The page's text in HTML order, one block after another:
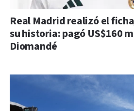
Real Madrid realizó el
su historia: pagó US$160
Diomandé